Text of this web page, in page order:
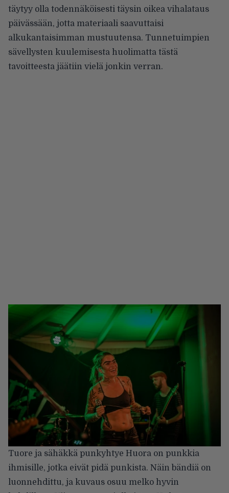
täytyy olla todennäköisesti täysin oikea vihalataus
päivässään, jotta materiaali saavuttaisi
alkukantaisimman mustuutensa. Tunnetuimpien
sävellysten kuulemisesta huolimatta tästä
tavoitteesta jäätiin vielä jonkin verran.
Tuore ja sähäkkä punkyhtye Huora on punkkia
ihmisille, jotka eivät pidä punkista. Näin bändiä on
luonnehdittu, ja kuvaus osuu melko hyvin